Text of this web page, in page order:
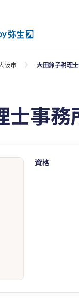
阪市 大田鈴子税理
士事務
資格